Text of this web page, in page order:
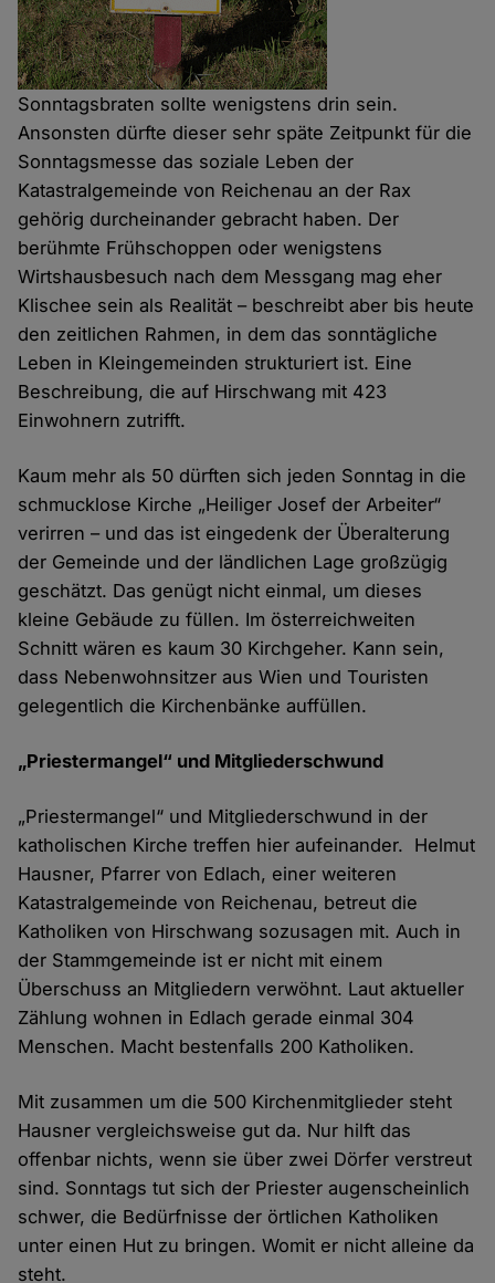
Sonntagsbraten sollte wenigstens drin sein.
Ansonsten dürfte dieser sehr späte Zeitpunkt für die
Sonntagsmesse das soziale Leben der
Katastralgemeinde von Reichenau an der Rax
gehörig durcheinander gebracht haben. Der
berühmte Frühschoppen oder wenigstens
Wirtshausbesuch nach dem Messgang mag eher
Klischee sein als Realität – beschreibt aber bis heute
den zeitlichen Rahmen, in dem das sonntägliche
Leben in Kleingemeinden strukturiert ist. Eine
Beschreibung, die auf Hirschwang mit 423
Einwohnern zutrifft.
Kaum mehr als 50 dürften sich jeden Sonntag in die
schmucklose Kirche „Heiliger Josef der Arbeiter“
verirren – und das ist eingedenk der Überalterung
der Gemeinde und der ländlichen Lage großzügig
geschätzt. Das genügt nicht einmal, um dieses
kleine Gebäude zu füllen. Im österreichweiten
Schnitt wären es kaum 30 Kirchgeher. Kann sein,
dass Nebenwohnsitzer aus Wien und Touristen
gelegentlich die Kirchenbänke auffüllen.
„Priestermangel“ und Mitgliederschwund
„Priestermangel“ und Mitgliederschwund in der
katholischen Kirche treffen hier aufeinander. Helmut
Hausner, Pfarrer von Edlach, einer weiteren
Katastralgemeinde von Reichenau, betreut die
Katholiken von Hirschwang sozusagen mit. Auch in
der Stammgemeinde ist er nicht mit einem
Überschuss an Mitgliedern verwöhnt. Laut aktueller
Zählung wohnen in Edlach gerade einmal 304
Menschen. Macht bestenfalls 200 Katholiken.
Mit zusammen um die 500 Kirchenmitglieder steht
Hausner vergleichsweise gut da. Nur hilft das
offenbar nichts, wenn sie über zwei Dörfer verstreut
sind. Sonntags tut sich der Priester augenscheinlich
schwer, die Bedürfnisse der örtlichen Katholiken
unter einen Hut zu bringen. Womit er nicht alleine da
steht.